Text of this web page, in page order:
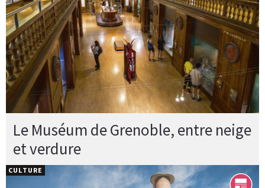
Le Muséum de Grenoble, entre neige
et verdure
CULTURE